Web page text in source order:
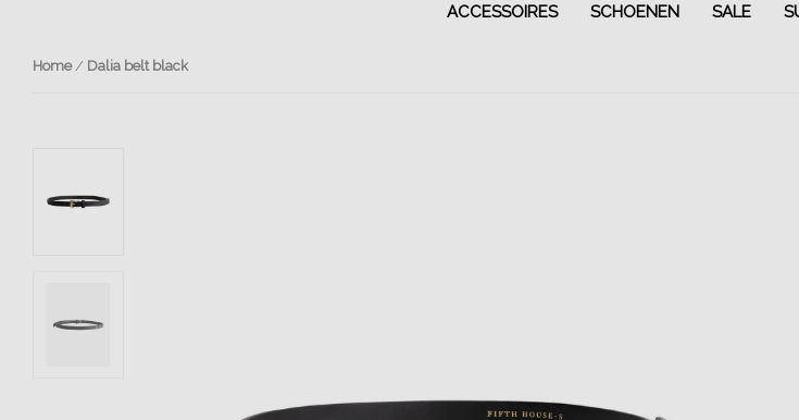
ACCESSOIRES SCHOENEN SALE
Home/ Dalia belt black